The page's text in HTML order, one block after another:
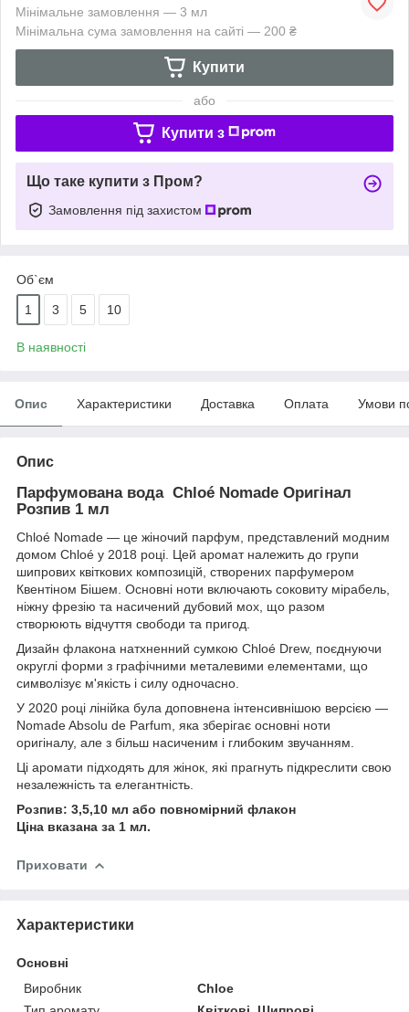
Мінімальне замовлення — 3 мл
Мінімальна сума замовлення на сайті — 200 ₴
Купити
або
Купити з
Що таке купити з Пром?
Замовлення під захистом
Об`єм
1 3 5 10
В наявності
Опис Характеристики Доставка Оплата Умови
Опис
Парфумована вода Chloé Nomade Оригінал
Розпив 1 мл
Chloé Nomade — це жіночий парфум, представлений модним
домом Chloé у 2018 році. Цей аромат належить до групи
шипрових квіткових композицій, створених парфумером
Квентіном Бішем. Основні ноти включають соковиту мірабель,
ніжну фрезію та насичений дубовий мох, що разом
створюють відчуття свободи та пригод.
Дизайн флакона натхненний сумкою Chloé Drew, поєднуючи
округлі форми з графічними металевими елементами, що
символізує м'якість і силу одночасно.
У 2020 році лінійка була доповнена інтенсивнішою версією —
Nomade Absolu de Parfum, яка зберігає основні ноти
оригіналу, але з більш насиченим і глибоким звучанням.
Ці аромати підходять для жінок, які прагнуть підкреслити свою
незалежність та елегантність.
Розпив: 3,5,10 мл або повномірний флакон
Ціна вказана за 1 мл.
Приховати
Характеристики
Основні
Виробник
Chloe